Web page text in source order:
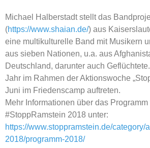
Michael Halberstadt stellt das
(https://www.shaian.de/) aus
eine multikulturelle Band mit Musikern
aus sieben Nationen, u.a. aus
Deutschland, darunter auch
Jahr im Rahmen der Aktionswoche
Juni im Friedenscamp auftreten.
Mehr Informationen über das Programm
#StoppRamstein 2018 unter:
https://www.stoppramstein.de/category/
2018/programm-2018/